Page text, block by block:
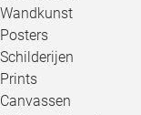
Wandkunst
Posters
Schilderijen
Prints
Canvassen